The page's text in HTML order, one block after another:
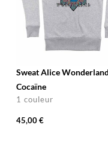
Sweat Alice Wonderland
Cocaïne
1 couleur
45,00 €